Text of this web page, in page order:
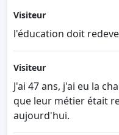
Visiteur
l'éducation doit
Visiteur
J'ai 47 ans, j'ai eu la
que leur métier était
aujourd'hui.